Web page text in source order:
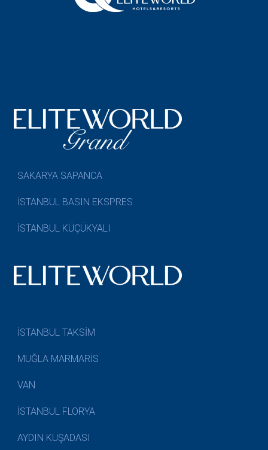
SAKARYA SAPANCA
İSTANBUL BASIN EKSPRES
İSTANBUL KÜÇÜKYALI
İSTANBUL TAKSİM
MUĞLA MARMARİS
VAN
İSTANBUL FLORYA
AYDIN KUŞADASI